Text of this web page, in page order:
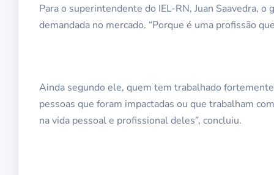
Para o superintendente do IEL-RN, Juan Saavedra,
demandada no mercado. “Porque é uma profissão
Ainda segundo ele, quem tem trabalhado
pessoas que foram impactadas ou que trabalham
na vida pessoal e profissional deles”, concluiu.